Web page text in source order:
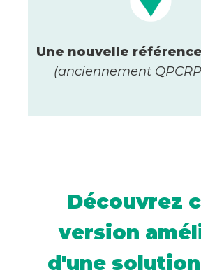
Une nouvelle référence
(anciennement
Découvrez
version
d'une